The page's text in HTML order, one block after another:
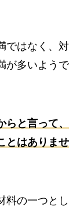
ではなく、対
が多いようで
と言って、
とはありませ
料の一つとし